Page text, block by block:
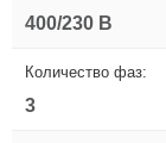
400/230 В
Количество фаз:
3